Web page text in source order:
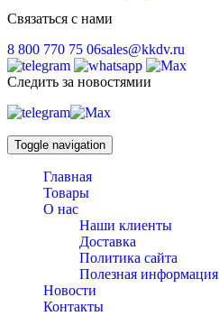
Связаться с нами
8 800 770 75 06sales@kkdv.ru
Следить за новостямии
Toggle navigation
Главная
Товары
О нас
Наши клиенты
Доставка
Политика сайта
Полезная информация
Новости
Контакты